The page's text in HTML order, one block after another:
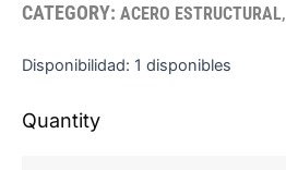
CATEGORY: ACERO ESTRUCTURAL,
Disponibilidad: 1 disponibles
TUBO